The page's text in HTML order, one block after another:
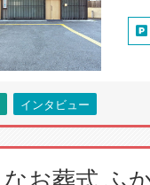
インタビュー